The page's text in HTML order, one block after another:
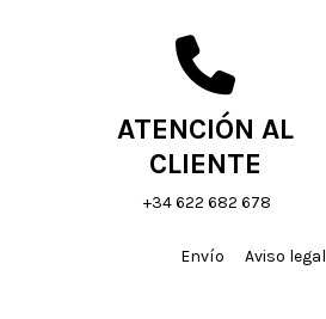
ATENCIÓN AL
CLIENTE
+34 622 682 678
Envío Aviso legal